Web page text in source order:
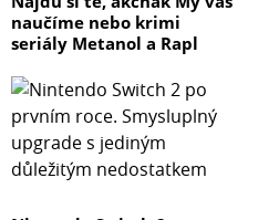
naučíme nebo krimi
seriály Metanol a Rapl